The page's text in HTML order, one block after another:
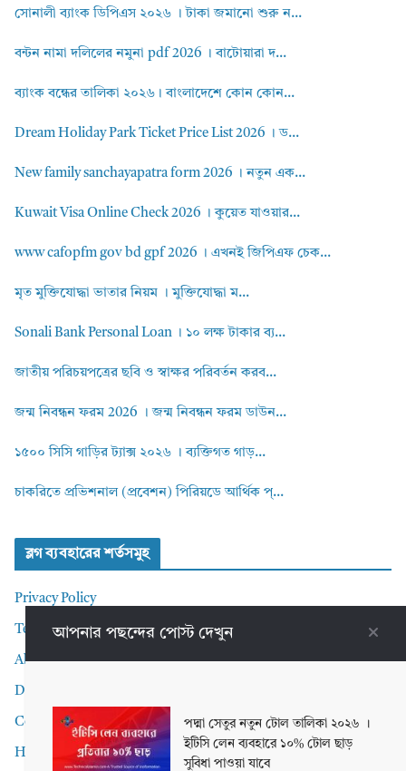
সোনালী ব্যাংক ডিপিএস ২০২৬ । টাকা জমানো শুরু ন...
বন্টন নামা দলিলের নমুনা pdf 2026 । বাটোয়ারা দ...
ব্যাংক বন্ধের তালিকা ২০২৬। বাংলাদেশে কোন কোন...
Dream Holiday Park Ticket Price List 2026 । ড...
New family sanchayapatra form 2026 । নতুন এক...
Kuwait Visa Online Check 2026 । কুয়েত যাওয়ার...
www cafopfm gov bd gpf 2026 । এখনই জিপিএফ চেক...
মৃত মুক্তিযোদ্ধা ভাতার নিয়ম । মুক্তিযোদ্ধা ম...
Sonali Bank Personal Loan । ১০ লক্ষ টাকার ব্য...
জাতীয় পরিচয়পত্রের ছবি ও স্বাক্ষর পরিবর্তন করব...
জন্ম নিবন্ধন ফরম 2026 । জন্ম নিবন্ধন ফরম ডাউন...
১৫০০ সিসি গাড়ির ট্যাক্স ২০২৬ । ব্যক্তিগত গাড়...
চাকরিতে প্রভিশনাল (প্রবেশন) পিরিয়ডে আর্থিক প্...
ব্লগ ব্যবহারের শর্তসমুহ
Privacy Policy
Terms and Conditions
About me
Disclaimer
Contact Me
Home
আপনার পছন্দের পোস্ট দেখুন
পদ্মা সেতুর নতুন টোল তালিকা ২০২৬ ।
ইটিসি লেন ব্যবহারে ১০% টোল ছাড়
সুবিধা পাওয়া যাবে